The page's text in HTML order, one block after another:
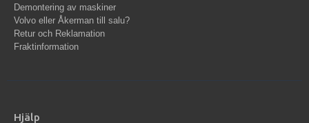
Demontering av maskiner
Volvo eller Åkerman till salu?
Retur och Reklamation
Fraktinformation
Hjälp